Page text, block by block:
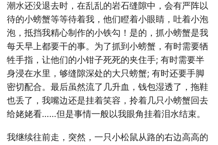
潮水还没退去时，在乱乱的岩石缝隙中，会有严阵以
待的小螃蟹等等待着我，他们瞪着小眼睛，吐着小泡
泡，抵挡我精心制作的小铁勾！是的，抓小螃蟹是我
每天早上都要干的事。为了抓到小螃蟹，有时需要牺
牲手指，让他们的小钳子死死的夹住手; 有时需要半
身浸在水里，够缝隙深处的大只螃蟹; 有时还要手脚
密切配合。最后虽然流了几升血，钱包湿透了，拖鞋
也丢了，我嘴边还是挂着笑容，拎着几只小螃蟹回去
给姥姥看……但是事情一般以我眼角挂着泪水结束。
我继续往前走，突然，一只小松鼠从路的右边高高的